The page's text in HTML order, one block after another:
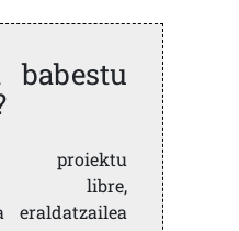
babestu
proiektu
libre,
eraldatzailea